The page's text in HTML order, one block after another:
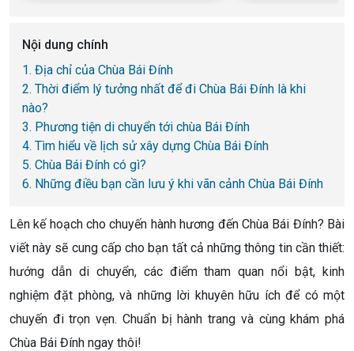
Nội dung chính
1. Địa chỉ của Chùa Bái Đính
2. Thời điểm lý tưởng nhất để đi Chùa Bái Đính là khi
nào?
3. Phương tiện di chuyển tới chùa Bái Đính
4. Tìm hiểu về lịch sử xây dựng Chùa Bái Đính
5. Chùa Bái Đính có gì?
6. Những điều bạn cần lưu ý khi vãn cảnh Chùa Bái Đính
Lên kế hoạch cho chuyến hành hương đến Chùa Bái Đính? Bài
viết này sẽ cung cấp cho bạn tất cả những thông tin cần thiết:
hướng dẫn di chuyển, các điểm tham quan nổi bật, kinh
nghiệm đặt phòng, và những lời khuyên hữu ích để có một
chuyến đi trọn vẹn. Chuẩn bị hành trang và cùng khám phá
Chùa Bái Đính ngay thôi!